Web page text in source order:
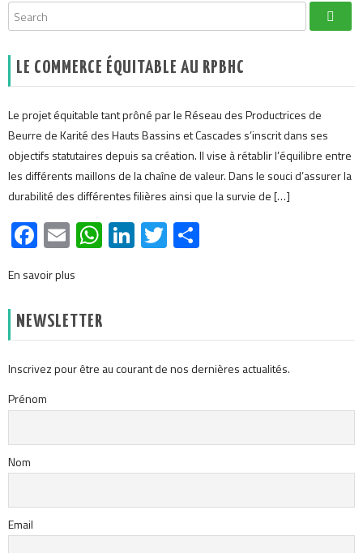
LE COMMERCE ÉQUITABLE AU RPBHC
Le projet équitable tant prôné par le Réseau des Productrices de
Beurre de Karité des Hauts Bassins et Cascades s’inscrit dans ses
objectifs statutaires depuis sa création. Il vise à rétablir l’équilibre entre
les différents maillons de la chaîne de valeur. Dans le souci d’assurer la
durabilité des différentes filières ainsi que la survie de […]
Facebook
EmailWhatsApp
LinkedIn
Twitter
En savoir plus
NEWSLETTER
Inscrivez pour être au courant de nos dernières actualités.
Prénom
Nom
Email